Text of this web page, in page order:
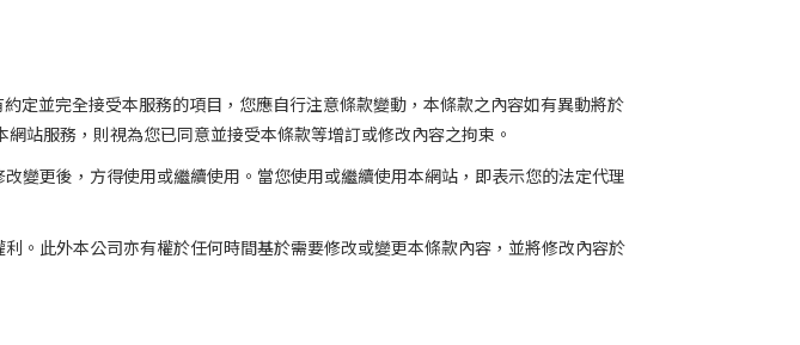
定並完全接受本服務的項目，您應自行注意條款變動，本條款之內容如有異動將於
站服務，則視為您已同意並接受本條款等增訂或修改內容之拘束。
變更後，方得使用或繼續使用。當您使用或繼續使用本網站，即表示您的法定代理
。此外本公司亦有權於任何時間基於需要修改或變更本條款內容，並將修改內容於